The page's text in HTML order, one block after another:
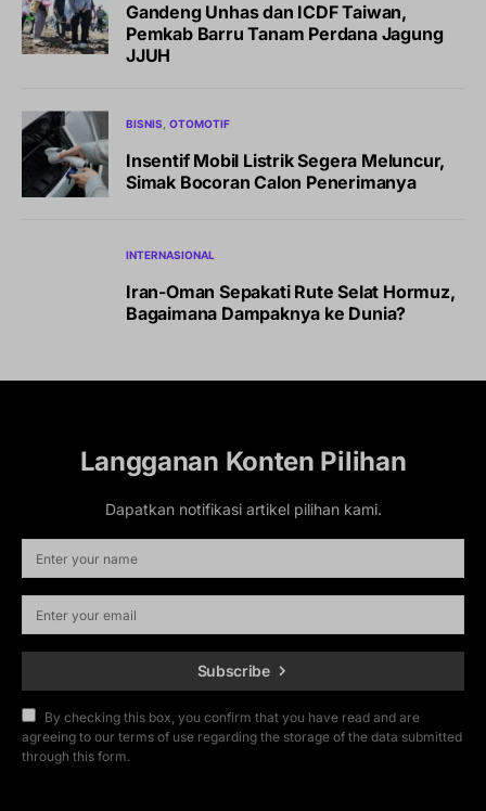
Gandeng Unhas dan ICDF Taiwan,
Pemkab Barru Tanam Perdana Jagung
JJUH
BISNIS OTOMOTIF
Insentif Mobil Listrik Segera Meluncur,
Simak Bocoran Calon Penerimanya
INTERNASIONAL
Iran-Oman Sepakati Rute Selat Hormuz,
Bagaimana Dampaknya ke Dunia?
Langganan Konten Pilihan
Dapatkan notifikasi artikel pilihan kami.
Subscribe
By checking this box, you confirm that you have read and are
agreeing to our terms of use regarding the storage of the data submitted
through this form.